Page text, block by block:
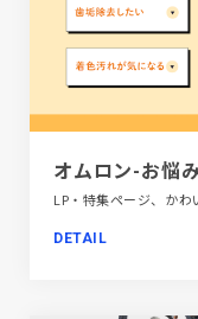
オムロン-お悩
DETAIL